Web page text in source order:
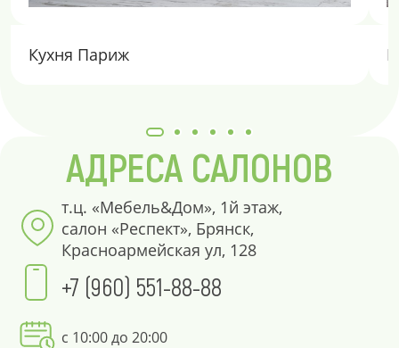
Кухня Париж
АДРЕСА САЛОНОВ
т.ц. «Мебель&Дом», 1й этаж,
салон «Респект», Брянск,
Красноармейская ул, 128
+7 (960) 551-88-88
с 10:00 до 20:00